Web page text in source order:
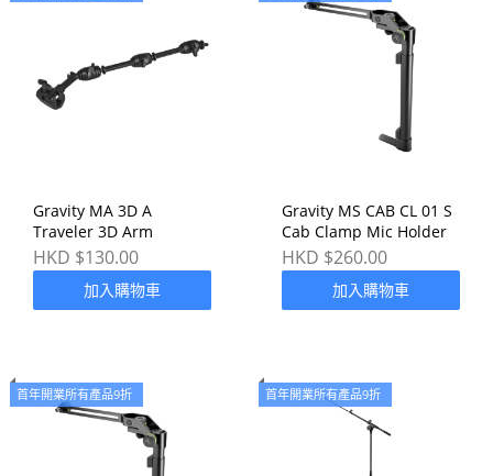
Gravity MA 3D A
Traveler 3D Arm
HKD $130.00
加入購物車
Gravity MS CAB CL 01 S
Cab Clamp Mic Holder
HKD $260.00
加入購物車
首年開業所有產品9折 首年開業所有產品9折